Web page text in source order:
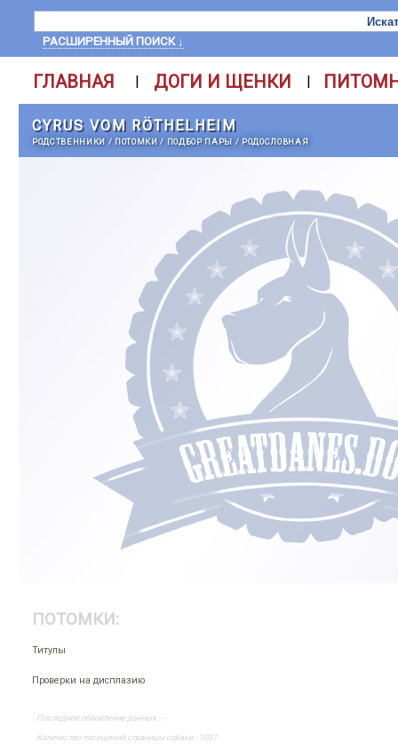
РАСШИРЕННЫЙ ПОИСК ↓
ГЛАВНАЯ | ДОГИ И ЩЕНКИ |
CYRUS VOM RÖTHELHEIM
РОДСТВЕННИКИ / ПОТОМКИ/ ПОДБОР ПАРЫ / РОДОСЛОВНАЯ
ПОТОМКИ:
Титулы
Проверки на дисплазию
Последнее обновление данных ..--
Количество посещений страницы собаки - 1037